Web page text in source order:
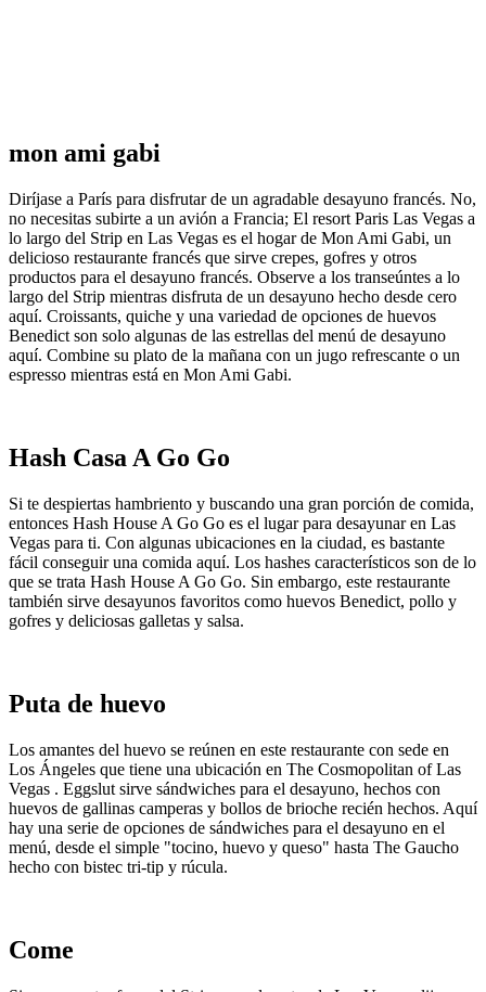
mon ami gabi
Diríjase a París para disfrutar de un agradable desayuno francés. No,
no necesitas subirte a un avión a Francia; El resort Paris Las Vegas a
lo largo del Strip en Las Vegas es el hogar de Mon Ami Gabi, un
delicioso restaurante francés que sirve crepes, gofres y otros
productos para el desayuno francés. Observe a los transeúntes a lo
largo del Strip mientras disfruta de un desayuno hecho desde cero
aquí. Croissants, quiche y una variedad de opciones de huevos
Benedict son solo algunas de las estrellas del menú de desayuno
aquí. Combine su plato de la mañana con un jugo refrescante o un
espresso mientras está en Mon Ami Gabi.
Hash Casa A Go Go
Si te despiertas hambriento y buscando una gran porción de comida,
entonces Hash House A Go Go es el lugar para desayunar en Las
Vegas para ti. Con algunas ubicaciones en la ciudad, es bastante
fácil conseguir una comida aquí. Los hashes característicos son de lo
que se trata Hash House A Go Go. Sin embargo, este restaurante
también sirve desayunos favoritos como huevos Benedict, pollo y
gofres y deliciosas galletas y salsa.
Puta de huevo
Los amantes del huevo se reúnen en este restaurante con sede en
Los Ángeles que tiene una ubicación en The Cosmopolitan of Las
Vegas . Eggslut sirve sándwiches para el desayuno, hechos con
huevos de gallinas camperas y bollos de brioche recién hechos. Aquí
hay una serie de opciones de sándwiches para el desayuno en el
menú, desde el simple "tocino, huevo y queso" hasta The Gaucho
hecho con bistec tri-tip y rúcula.
Come